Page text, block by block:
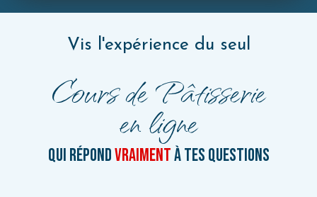
Vis l'expérience du seul
Cours de Pâtisserie
en ligne
qui répondvraimentà tes questions